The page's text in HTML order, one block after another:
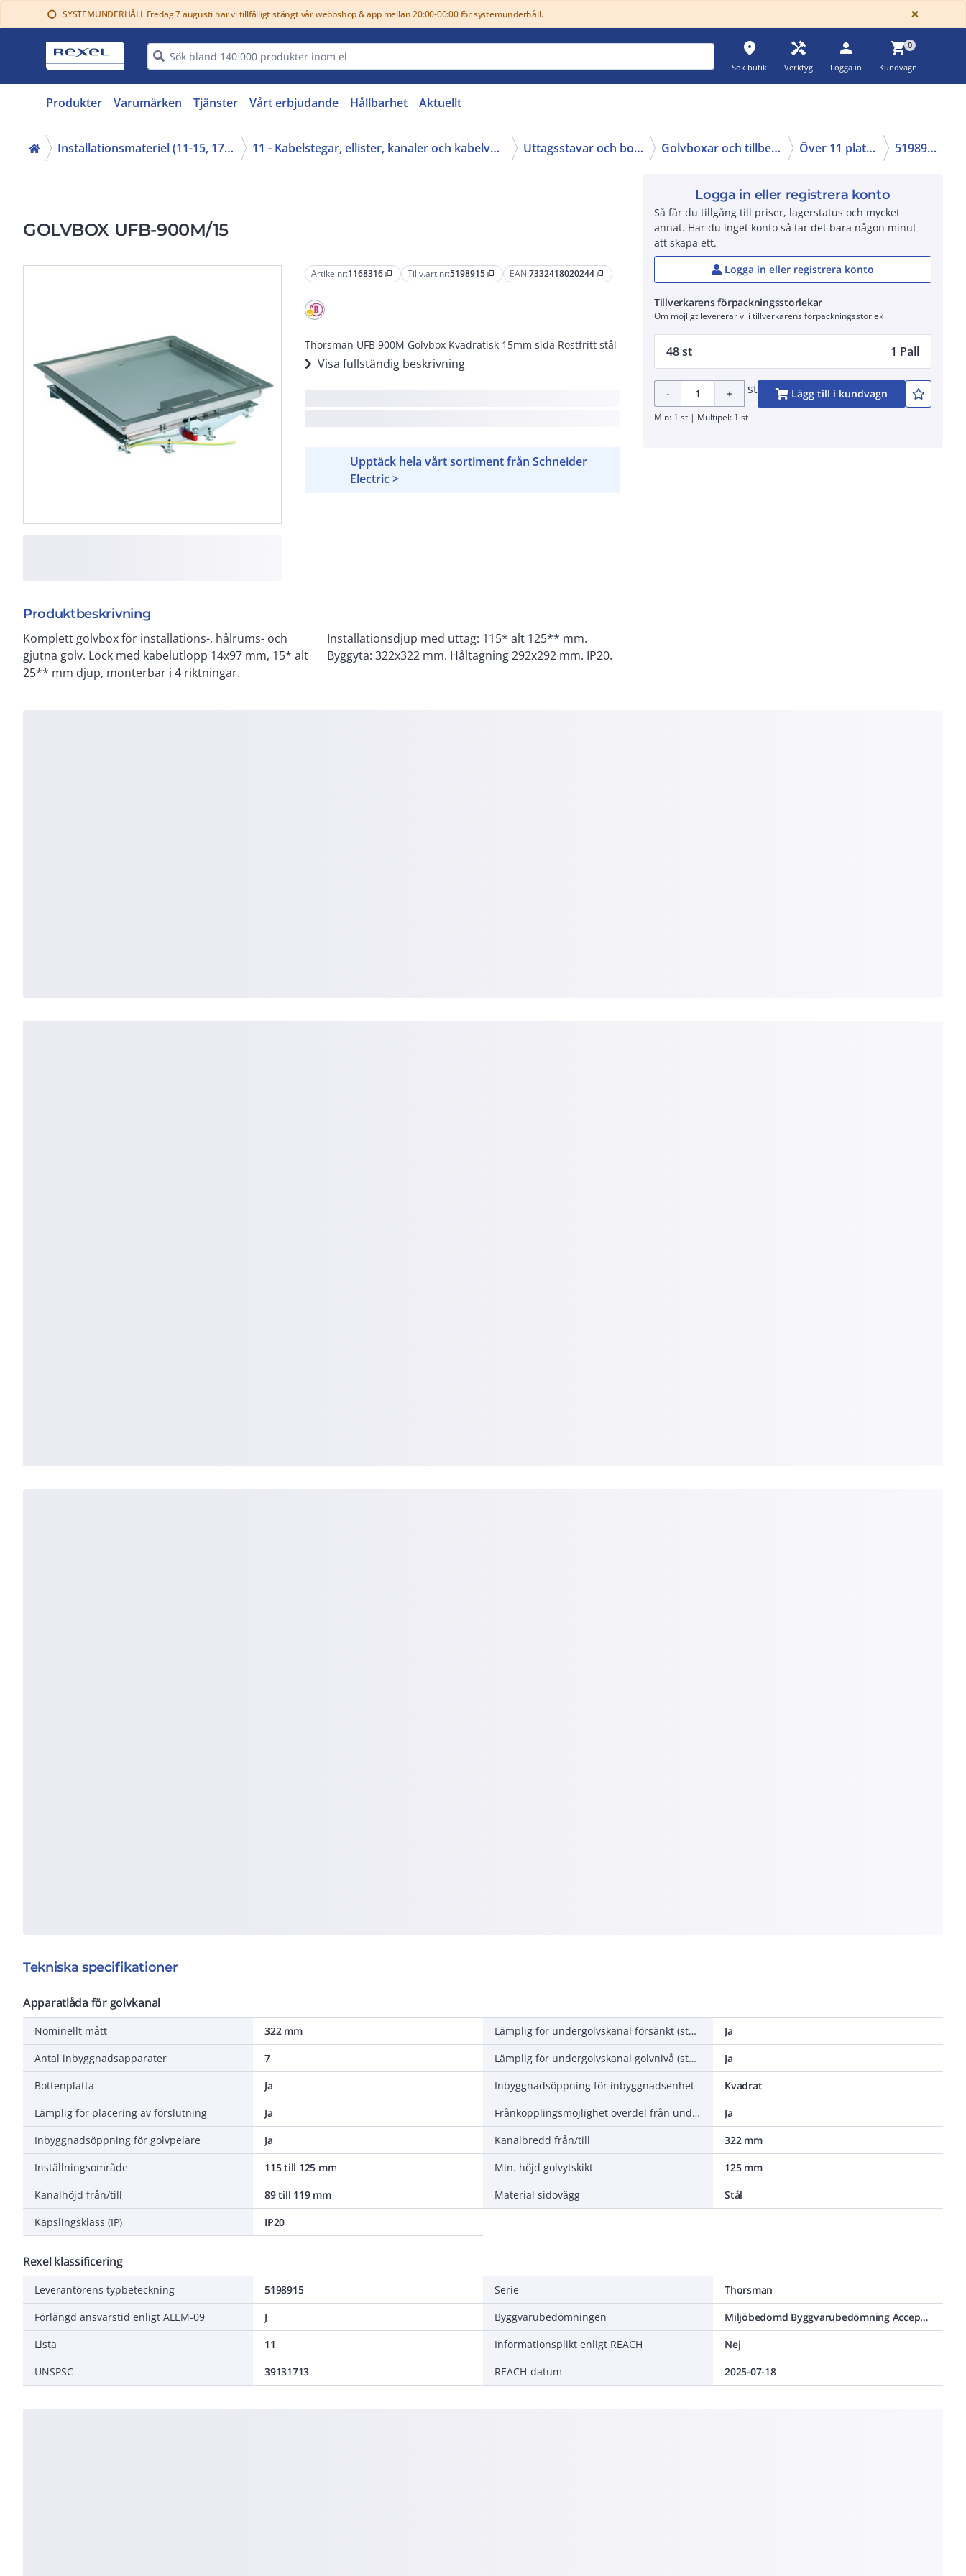
info SYSTEMUNDERHÅLL Fredag 7 augusti har vi tillfälligt stängt vår webbshop & app mellan 20:00-00:00 för systemunderhåll. ×
place
Sök butik
handyman
Verktyg
person
Logga in
shopping_cart0
Kundvagn
Produkter Varumärken Tjänster Vårt erbjudande Hållbarhet Aktuellt
Installationsmateriel (11-15, 17, 18) 11 - Kabelstegar, ellister, kanaler och kabelvagnar Uttagsstavar och boxar Golvboxar och tillbehör Över 11 platser 5198915
GOLVBOX UFB-900M/15
Artikelnr:1168316 content_copy Tillv.art.nr:5198915 content_copy EAN:7332418020244 content_copy
Thorsman UFB 900M Golvbox Kvadratisk 15mm sida Rostfritt stål
Visa fullständig beskrivning
Upptäck hela vårt sortiment från Schneider
Electric >
Produktbeskrivning
Komplett golvbox för installations-, hålrums- och
gjutna golv. Lock med kabelutlopp 14x97 mm, 15* alt
25** mm djup, monterbar i 4 riktningar.
Installationsdjup med uttag: 115* alt 125** mm.
Byggyta: 322x322 mm. Håltagning 292x292 mm. IP20.
Logga in eller registrera konto
Så får du tillgång till priser, lagerstatus och mycket
annat. Har du inget konto så tar det bara någon minut
att skapa ett.
Logga in eller registrera konto
Tillverkarens förpackningsstorlekar
Om möjligt levererar vi i tillverkarens förpackningsstorlek
48 st 1 Pall
- + st Lägg till i kundvagn
Min: 1 st | Multipel: 1 st
Tekniska specifikationer
Apparatlåda för golvkanal
Nominellt mått
322 mm
Antal inbyggnadsapparater
7
Bottenplatta
Ja
Lämplig för placering av förslutning
Ja
Inbyggnadsöppning för golvpelare
Ja
Inställningsområde
115 till 125 mm
Kanalhöjd från/till
89 till 119 mm
Kapslingsklass (IP)
IP20
Lämplig för undergolvskanal försänkt (stängd)
Ja
Lämplig för undergolvskanal golvnivå (stängd)
Ja
Inbyggnadsöppning för inbyggnadsenhet
Kvadrat
Frånkopplingsmöjlighet överdel från underdel
Ja
Kanalbredd från/till
322 mm
Min. höjd golvytskikt
125 mm
Material sidovägg
Stål
Rexel klassificering
Leverantörens typbeteckning
5198915
Förlängd ansvarstid enligt ALEM-09
J
Lista
11
UNSPSC
39131713
Serie
Thorsman
Byggvarubedömningen
Miljöbedömd Byggvarubedömning Accepteras
Informationsplikt enligt REACH
Nej
REACH-datum
2025-07-18